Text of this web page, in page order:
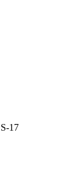
17